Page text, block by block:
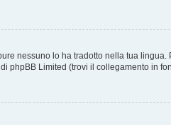
nessuno lo ha tradotto nella tua
phpBB Limited (trovi il collegamento in